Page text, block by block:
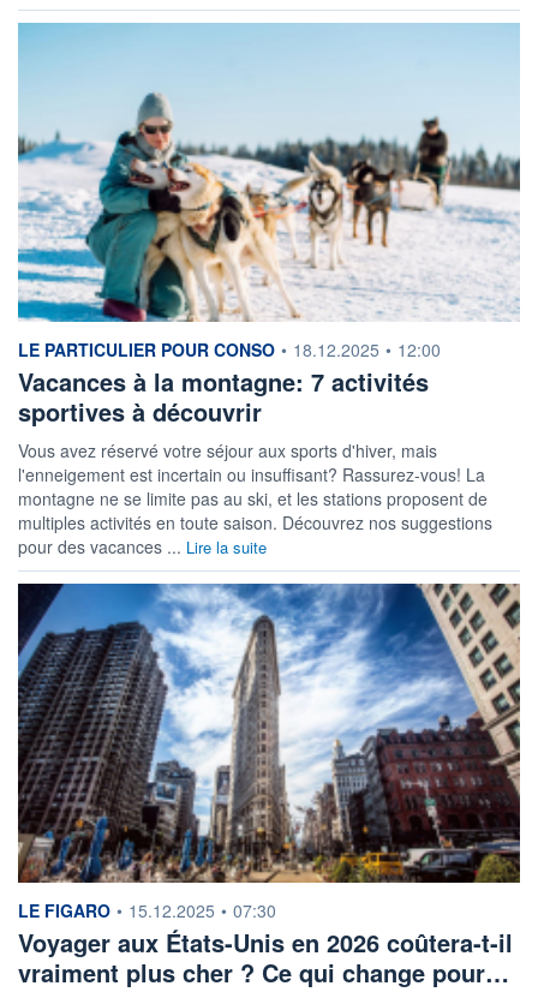
information fournie par
LE PARTICULIER POUR CONSO • 18.12.2025 • 12:00
Vacances à la montagne: 7 activités
sportives à découvrir
Vous avez réservé votre séjour aux sports d'hiver, mais
l'enneigement est incertain ou insuffisant? Rassurez-vous! La
montagne ne se limite pas au ski, et les stations proposent de
multiples activités en toute saison. Découvrez nos suggestions
pour des vacances ... Lire la suite
information fournie par
LE FIGARO • 15.12.2025 • 07:30
Voyager aux États-Unis en 2026 coûtera-t-il
vraiment plus cher ? Ce qui change pour…